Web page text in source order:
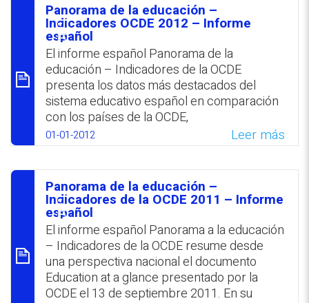
סיכום
Panorama de la educación –
Indicadores OCDE 2012 – Informe
español
El informe español Panorama de la
educación – Indicadores de la OCDE
presenta los datos más destacados del
sistema educativo español en comparación
con los países de la OCDE,
correspondientes al año académico 2009-
2010.
WhatsApp
Facebook
Twitter
Email
01-01-2012 Leer más
סיכום
Panorama de la educación –
Indicadores de la OCDE 2011 – Informe
español
El informe español Panorama a la educación
– Indicadores de la OCDE resume desde
una perspectiva nacional el documento
Education at a glance presentado por la
OCDE el 13 de septiembre 2011. En su